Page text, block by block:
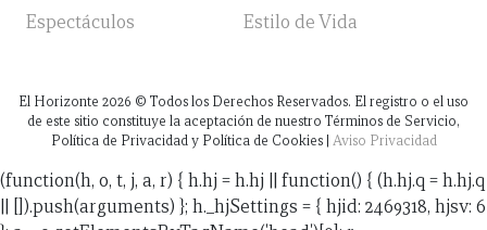
Espectáculos
Estilo de Vida
El Horizonte 2026 © Todos los Derechos Reservados. El registro o el uso
de este sitio constituye la aceptación de nuestro Términos de Servicio,
Política de Privacidad y Política de Cookies | Aviso Privacidad
(function(h, o, t, j, a, r) { h.hj = h.hj || function() { (h.hj.q = h.hj.q
|| []).push(arguments) }; h._hjSettings = { hjid: 2469318, hjsv: 6